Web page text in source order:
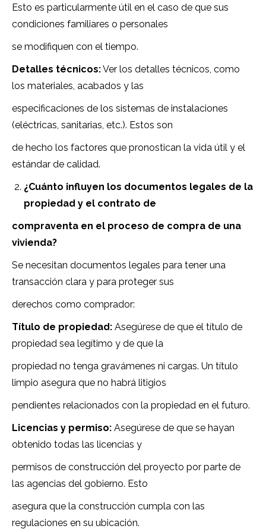
Esto es particularmente útil en el caso de que sus
condiciones familiares o personales
se modifiquen con el tiempo.
Detalles técnicos:Ver los detalles técnicos, como
los materiales, acabados y las
especificaciones de los sistemas de instalaciones
(eléctricas, sanitarias, etc.). Estos son
de hecho los factores que pronostican la vida útil y el
estándar de calidad.
¿Cuánto influyen los documentos legales de la
propiedad y el contrato de
compraventa en el proceso de compra de una
vivienda?
Se necesitan documentos legales para tener una
transacción clara y para proteger sus
derechos como comprador:
Título de propiedad: Asegúrese de que el título de
propiedad sea legítimo y de que la
propiedad no tenga gravámenes ni cargas. Un título
limpio asegura que no habrá litigios
pendientes relacionados con la propiedad en el futuro.
Licencias y permiso: Asegúrese de que se hayan
obtenido todas las licencias y
permisos de construcción del proyecto por parte de
las agencias del gobierno. Esto
asegura que la construcción cumpla con las
regulaciones en su ubicación.